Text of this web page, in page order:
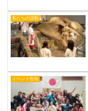
私たちの活動
イベント告知